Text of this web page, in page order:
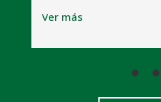
Ver más